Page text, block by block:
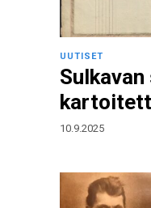
UUTISET
10.9.2025